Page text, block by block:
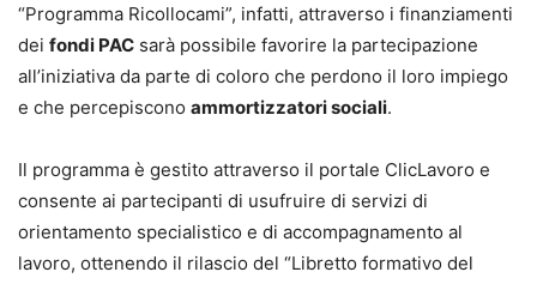
“Programma Ricollocami”, infatti, attraverso i finanziamenti
dei fondi PAC sarà possibile favorire la partecipazione
all’iniziativa da parte di coloro che perdono il loro impiego
e che percepiscono ammortizzatori sociali.
Il programma è gestito attraverso il portale ClicLavoro e
consente ai partecipanti di usufruire di servizi di
orientamento specialistico e di accompagnamento al
lavoro, ottenendo il rilascio del “Libretto formativo del